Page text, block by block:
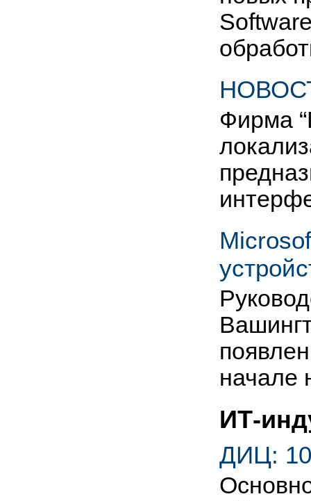
Фирма
начале
ИТ-
ДИЦ: 10